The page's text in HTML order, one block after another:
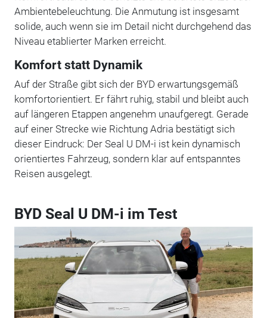
Ambientebeleuchtung. Die Anmutung ist insgesamt
solide, auch wenn sie im Detail nicht durchgehend das
Niveau etablierter Marken erreicht.
Komfort statt Dynamik
Auf der Straße gibt sich der BYD erwartungsgemäß
komfortorientiert. Er fährt ruhig, stabil und bleibt auch
auf längeren Etappen angenehm unaufgeregt. Gerade
auf einer Strecke wie Richtung Adria bestätigt sich
dieser Eindruck: Der Seal U DM-i ist kein dynamisch
orientiertes Fahrzeug, sondern klar auf entspanntes
Reisen ausgelegt.
BYD Seal U DM-i im Test